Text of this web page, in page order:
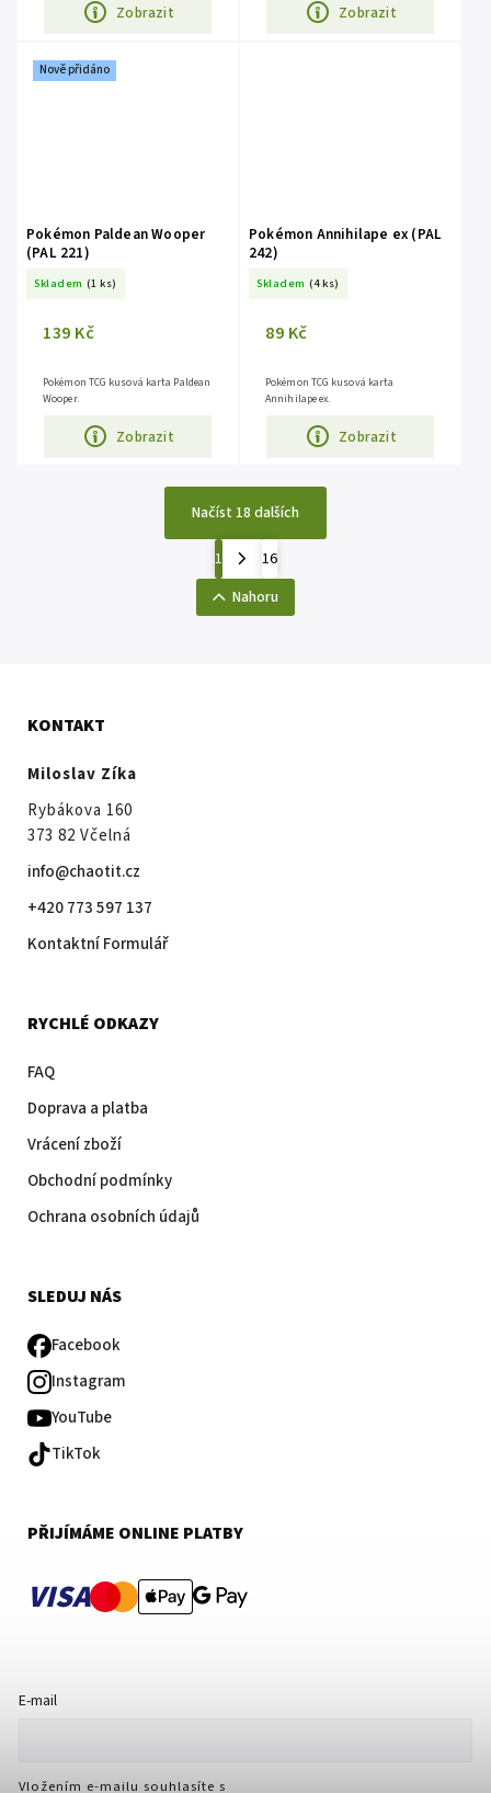
Zobrazit Zobrazit
Nově přidáno
Pokémon Paldean Wooper
(PAL 221)
Skladem (1 ks)
139 Kč
Zobrazit
Pokémon TCG kusová karta Paldean
Wooper.
Pokémon Annihilape ex (PAL
242)
Skladem (4 ks)
89 Kč
Zobrazit
Pokémon TCG kusová karta
Annihilape ex.
Načíst 18 dalších
1
16
Nahoru
KONTAKT
Miloslav Zíka
Rybákova 160
373 82 Včelná
info@chaotit.cz
+420 773 597 137
Kontaktní Formulář
RYCHLÉ ODKAZY
FAQ
Doprava a platba
Vrácení zboží
Obchodní podmínky
Ochrana osobních údajů
SLEDUJ NÁS
Facebook
Instagram
YouTube
TikTok
PŘIJÍMÁME ONLINE PLATBY
VISA
E-mail
Vložením e-mailu souhlasíte s